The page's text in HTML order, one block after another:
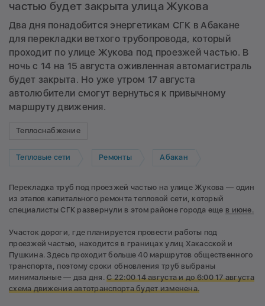
частью будет закрыта улица Жукова
Два дня понадобится энергетикам СГК в Абакане
для перекладки ветхого трубопровода, который
проходит по улице Жукова под проезжей частью. В
ночь с 14 на 15 августа оживленная автомагистраль
будет закрыта. Но уже утром 17 августа
автолюбители смогут вернуться к привычному
маршруту движения.
Теплоснабжение
Тепловые сети Ремонты Абакан
Перекладка труб под проезжей частью на улице Жукова — один
из этапов капитального ремонта тепловой сети, который
специалисты СГК развернули в этом районе города еще в июне.
Участок дороги, где планируется провести работы под
проезжей частью, находится в границах улиц Хакасской и
Пушкина. Здесь проходит больше 40 маршрутов общественного
транспорта, поэтому сроки обновления труб выбраны
минимальные — два дня.С22:00 14 августа и до 6:00 17 августа
схема движения автотранспорта будет изменена.